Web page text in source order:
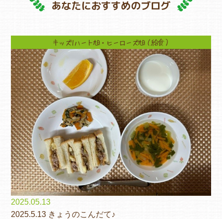
キッズ１ハート旭保育所
園の様子
お知らせ
あなたにおすすめのブログ
キッズ1ハート旭・ヒーローズ旭（給食）
2025.05.13
2025.5.13 きょうのこんだて♪